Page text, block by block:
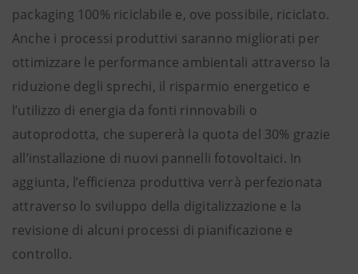
packaging 100% riciclabile e, ove possibile, riciclato.
Anche i processi produttivi saranno migliorati per
ottimizzare le performance ambientali attraverso la
riduzione degli sprechi, il risparmio energetico e
l’utilizzo di energia da fonti rinnovabili o
autoprodotta, che supererà la quota del 30% grazie
all’installazione di nuovi pannelli fotovoltaici. In
aggiunta, l’efficienza produttiva verrà perfezionata
attraverso lo sviluppo della digitalizzazione e la
revisione di alcuni processi di pianificazione e
controllo.